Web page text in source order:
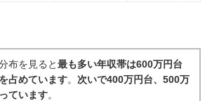
布を見ると最も多い年収帯は600万円台
占めています。 次いで400万円台、500万
ています。